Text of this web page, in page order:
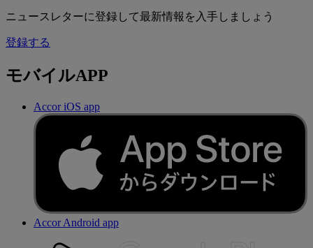
ニュースレターに登録して最新情報を入手しましょう
登録する
モバイルAPP
Accor iOS app
Accor Android app